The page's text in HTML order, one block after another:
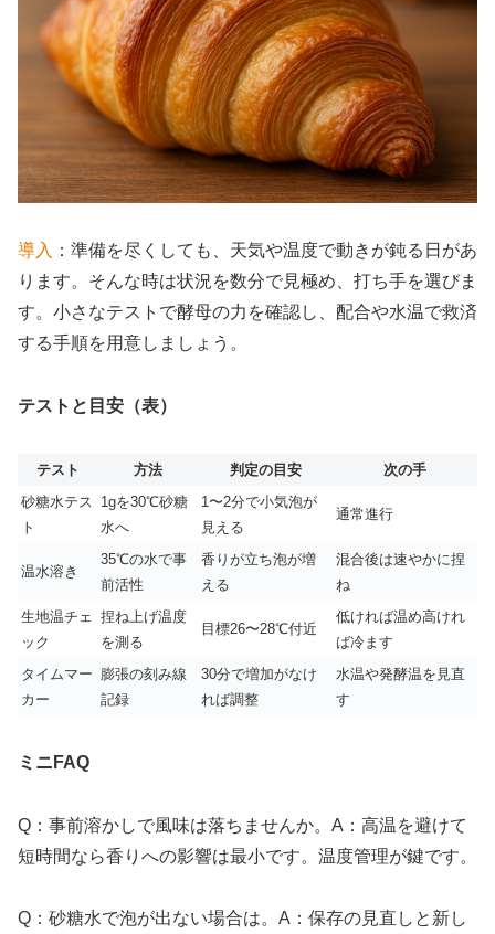
導入 ：準備を尽くしても、天気や温度で動きが鈍る日があ
ります。そんな時は状況を数分で見極め、打ち手を選びま
す。小さなテストで酵母の力を確認し、配合や水温で救済
する手順を用意しましょう。
テストと目安（表）
テスト 方法 判定の目安
次の手
砂糖水テス
ト
1gを30℃砂糖
水へ
1〜2分で小気泡が
見える
通常進行
温水溶き
35℃の水で事
前活性
香りが立ち泡が増
える
混合後は速やかに捏
ね
生地温チェ
ック
捏ね上げ温度
を測る
目標26〜28℃付近
低ければ温め高けれ
ば冷ます
タイムマー
カー
膨張の刻み線
記録
30分で増加がなけ
れば調整
水温や発酵温を見直
す
ミニFAQ
Q：事前溶かしで風味は落ちませんか。A：高温を避けて
短時間なら香りへの影響は最小です。温度管理が鍵です。
Q：砂糖水で泡が出ない場合は。A：保存の見直しと新し